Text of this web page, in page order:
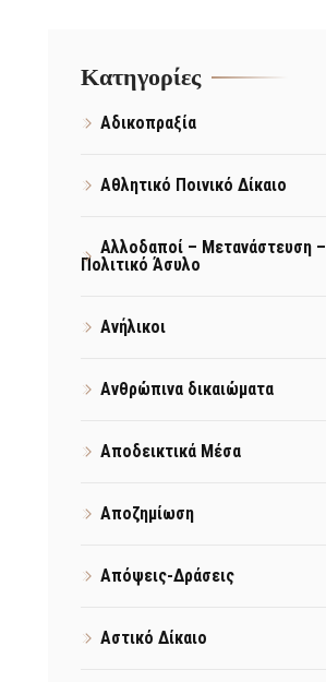
Kατηγορίες
Αδικοπραξία
Αθλητικό Ποινικό Δίκαιο
Αλλοδαποί – Μετανάστευση –
Πολιτικό Άσυλο
Ανήλικοι
Ανθρώπινα δικαιώματα
Αποδεικτικά Μέσα
Αποζημίωση
Απόψεις-Δράσεις
Αστικό Δίκαιο